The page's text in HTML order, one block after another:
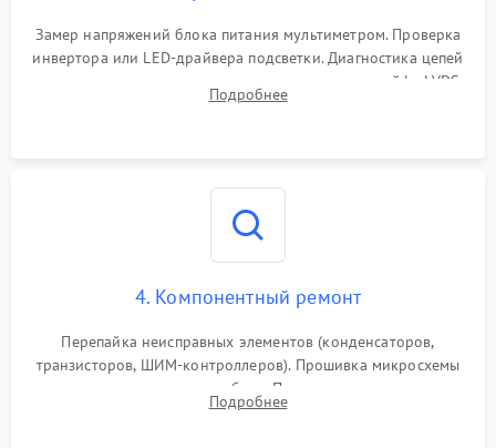
Поломка системы защиты
Замер напряжений блока питания мультиметром. Проверка
инвертора или LED-драйвера подсветки. Диагностика цепей
питания скалера и тестирование сигналов на шлейфе LVDS
Подробнее
4. Компонентный ремонт
Перепайка неисправных элементов (конденсаторов,
транзисторов, ШИМ-контроллеров). Прошивка микросхемы
памяти при программных сбоях. При поломке подсветки —
разборка матрицы и замена выгоревших светодиодов.
Подробнее